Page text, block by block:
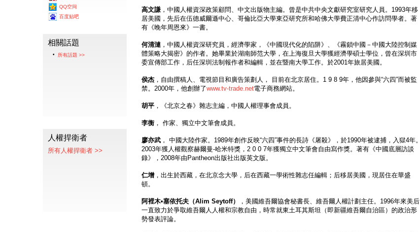
QQ空间
百度贴吧
相關話題
所有話題 >>
人權捍衛者
所有人權捍衛者 >>
高文謙 ，中國人權資深政策顧問、中文出版物主編。曾是中共中央文獻研究室研究人員。1993年移
居美國，先后在伍德威爾遜中心、哥倫比亞大學東亞研究所和哈佛大學費正清中心作訪問學者。著
有《晚年周恩來》一書。
何清漣 ，中國人權資深研究員，經濟學家，《中國現代化的陷阱》、《霧鎖中國－中國大陸控制媒
體策略大揭密》的作者。她畢業於湖南師范大學，在上海復旦大學獲經濟學碩士學位，曾在深圳市
委宣傳部工作，后任深圳法制報作者和編輯，並在暨南大學工作。於2001年旅居美國。
侯杰 ，自由撰稿人、電視節目和廣告策劃人， 目前在北京居住。1 9 8 9年，他因參與“六四”而被監
禁。2000年，他創辦了www.tv-trade.net電子商務網站。
胡平 ，《北京之春》雜志主編，中國人權理事會成員。
李衡 ， 作家、獨立中文筆會成員。
廖亦武 ， 中國大陸作家。1989年創作反映“六四”事件的長詩《屠殺》，於1990年被逮捕，入獄4年。
2003年獲人權觀察赫爾曼-哈米特獎，2 0 0 7年獲獨立中文筆會自由寫作獎。著有《中國底層訪談
錄》，2008年由Pantheon出版社出版英文版。
仁增 ，出生於西藏，在北京念大學，后在西藏一學術性雜志任編輯；后移居美國，現居住在華盛
頓。
阿裡木•塞依托夫（Alim Seytoff）
，美國維吾爾協會秘書長、維吾爾人權計劃主任。1996年來美后
一直致力於爭取維吾爾人人權和宗教自由，時常就東土耳其斯坦（即新疆維吾爾自治區）的政治形
勢發表評論。